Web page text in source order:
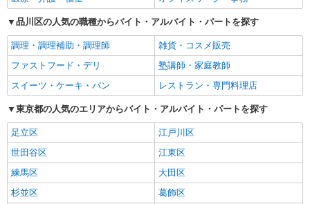
品川区の人気の職種からバイト・アルバイト・パートを探す
調理・調理補助・調理師
雑貨・コスメ販売
ファストフード・デリ
塾講師・家庭教師
スイーツ・ケーキ・パン
レストラン・専門料理店
東京都の人気のエリアからバイト・アルバイト・パートを探す
足立区
江戸川区
世田谷区
江東区
練馬区
大田区
杉並区
葛飾区